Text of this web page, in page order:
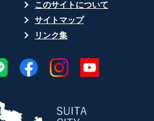
このサイトについて
サイトマップ
リンク集